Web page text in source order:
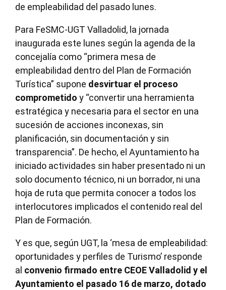
de empleabilidad del pasado lunes.
Para FeSMC-UGT Valladolid, la jornada
inaugurada este lunes según la agenda de la
concejalía como “primera mesa de
empleabilidad dentro del Plan de Formación
Turística” supone desvirtuar el proceso
comprometidoy “convertir una herramienta
estratégica y necesaria para el sector en una
sucesión de acciones inconexas, sin
planificación, sin documentación y sin
transparencia”. De hecho, el Ayuntamiento ha
iniciado actividades sin haber presentado ni un
solo documento técnico, ni un borrador, ni una
hoja de ruta que permita conocer a todos los
interlocutores implicados el contenido real del
Plan de Formación.
Y es que, según UGT, la ‘mesa de empleabilidad:
oportunidades y perfiles de Turismo’ responde
al convenio firmado entre CEOE Valladolid y el
Ayuntamiento el pasado 16 de marzo, dotado